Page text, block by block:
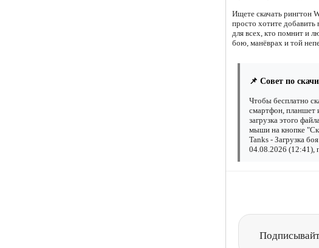
Ищете скачать рингтон
просто хотите
для всех, кто помнит и
бою, манёврах и той
📌 Совет по
Чтобы бесплатно
смартфон, планшет
загрузка этого
мыши на кнопке
Tanks - Загрузка
04.08.2026 (12:41),